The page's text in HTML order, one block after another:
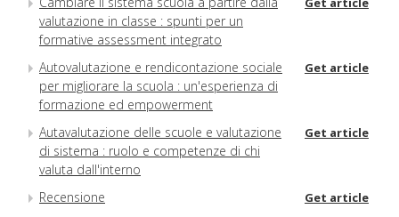
valutazione in classe : spunti per un
formative assessment integrato
Autovalutazione e rendicontazione sociale
per migliorare la scuola : un'esperienza di
formazione ed empowerment
Get article
Autavalutazione delle scuole e valutazione
di sistema : ruolo e competenze di chi
valuta dall'interno
Get article
Recensione Get article